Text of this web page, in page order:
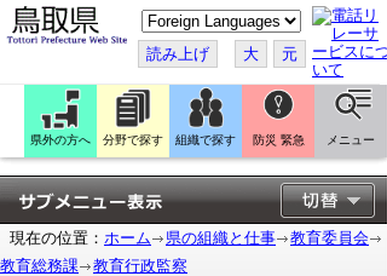
こ
の
ペ
ー
ジ
翻
訳
す
る
読み上げ 大 元
県外の方へ 分野で探す 組織で探す 防災 緊急 メニュー
現在の位置： ホーム 県の組織と仕事
教育委員会
教育総務課
教育行政監察